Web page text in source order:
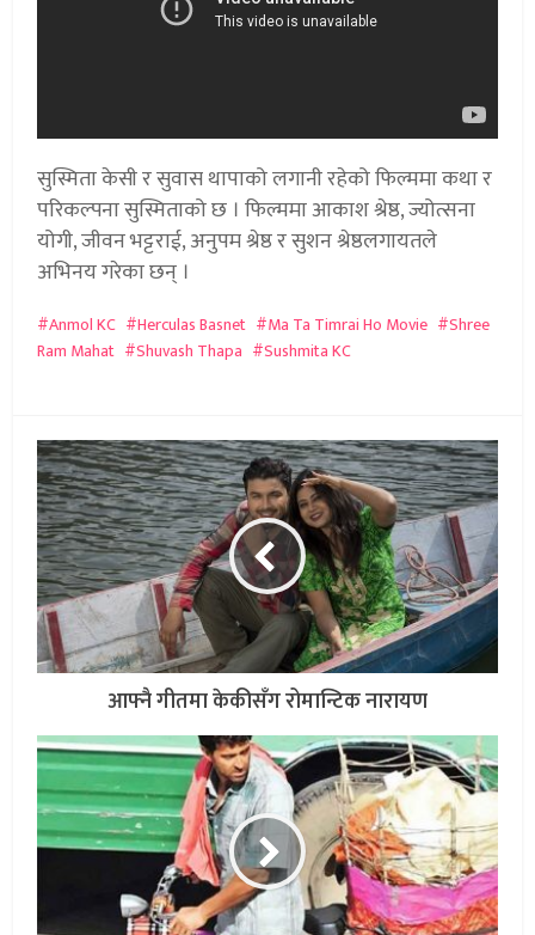
सुस्मिता केसी र सुवास थापाको लगानी रहेको फिल्ममा कथा र
परिकल्पना सुस्मिताको छ । फिल्ममा आकाश श्रेष्ठ, ज्योत्सना
योगी, जीवन भट्टराई, अनुपम श्रेष्ठ र सुशन श्रेष्ठलगायतले
अभिनय गरेका छन् ।
Anmol KC Herculas Basnet Ma Ta Timrai Ho Movie
Shree
Ram Mahat
Shuvash Thapa Sushmita KC
आफ्नै गीतमा केकीसँग रोमान्टिक नारायण